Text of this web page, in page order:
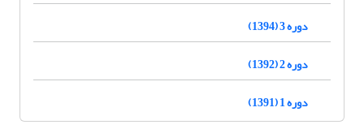
دوره 3 (1394)
دوره 2 (1392)
دوره 1 (1391)